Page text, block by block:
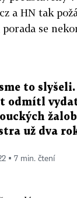
a HN tak
se
to
odmítl
už dva
▪ 7 min. čtení